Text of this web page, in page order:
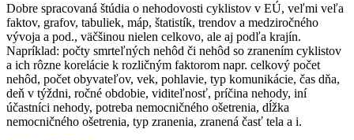
Dobre spracovaná štúdia o nehodovosti cyklistov v EÚ, veľmi veľa
faktov, grafov, tabuliek, máp, štatistík, trendov a medziročného
vývoja a pod., väčšinou nielen celkovo, ale aj podľa krajín.
Napríklad: počty smrteľných nehôd či nehôd so zranením cyklistov
a ich rôzne korelácie k rozličným faktorom napr. celkový počet
nehôd, počet obyvateľov, vek, pohlavie, typ komunikácie, čas dňa,
deň v týždni, ročné obdobie, viditeľnosť, príčina nehody, iní
účastníci nehody, potreba nemocničného ošetrenia, dĺžka
nemocničného ošetrenia, typ zranenia, zranená časť tela a i.